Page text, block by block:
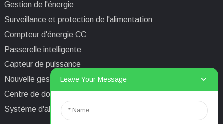
Gestion de l'énergie
Surveillance et protection de l'alimentation
Compteur d'énergie CC
Passerelle intelligente
Capteur de puissance
Nouvelle gestion de l'énergie
Centre de données/Tour/Station de base
Système d'alimentation isolé informatique médical
Leave Your Message